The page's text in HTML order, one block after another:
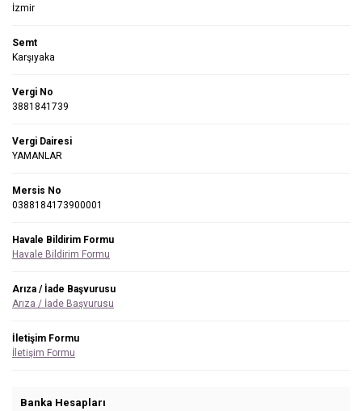
İzmir
Semt
Karşıyaka
Vergi No
3881841739
Vergi Dairesi
YAMANLAR
Mersis No
0388184173900001
Havale Bildirim Formu
Havale Bildirim Formu
Arıza / İade Başvurusu
Arıza / İade Başvurusu
İletişim Formu
İletişim Formu
Banka Hesapları